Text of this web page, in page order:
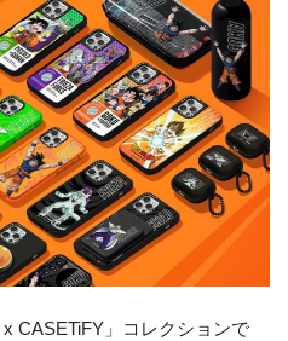
CASETiFY」コレクションで